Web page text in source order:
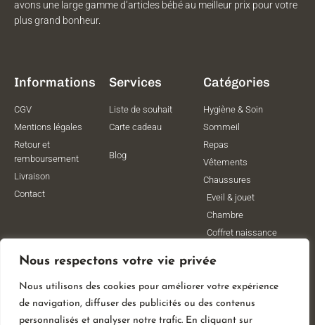
Nous respectons votre vie privée
Nous utilisons des cookies pour améliorer votre expérience
de navigation, diffuser des publicités ou des contenus
personnalisés et analyser notre trafic. En cliquant sur
avons une large gamme d’articles bébé au meilleur prix pour votre
plus grand bonheur.
Informations
CGV
Mentions légales
Retour et
remboursement
Livraison
Contact
Services
Liste de souhait
Carte cadeau
Blog
Catégories
Hygiène & Soin
Sommeil
Repas
Vêtements
Chaussures
Eveil & jouet
Chambre
Coffret naissance
Vêtements de
grossesse
Lithothérapie
Poussettes